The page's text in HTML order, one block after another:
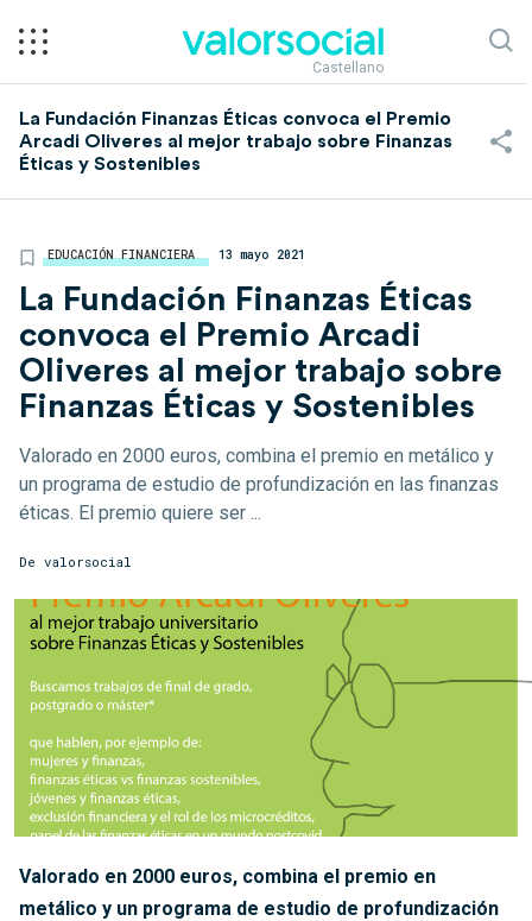
Castellano
La Fundación Finanzas Éticas convoca el Premio
Arcadi Oliveres al mejor trabajo sobre Finanzas
Éticas y Sostenibles
EDUCACIÓN FINANCIERA 13 mayo 2021
La Fundación Finanzas Éticas
convoca el Premio Arcadi
Oliveres al mejor trabajo sobre
Finanzas Éticas y Sostenibles
Valorado en 2000 euros, combina el premio en metálico y
un programa de estudio de profundización en las finanzas
éticas. El premio quiere ser ...
De valorsocial
Valorado en 2000 euros, combina el premio en
metálico y un programa de estudio de profundización